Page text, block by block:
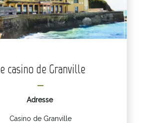
casino de Granville
Adresse
Casino de Granville